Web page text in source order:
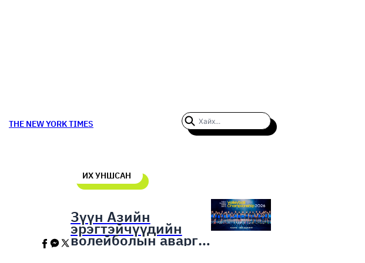
THE NEW YORK TIMES
ИХ УНШСАН
Зүүн Азийн
эрэгтэйчүүдийн
волейболын аварга
шалгаруулах